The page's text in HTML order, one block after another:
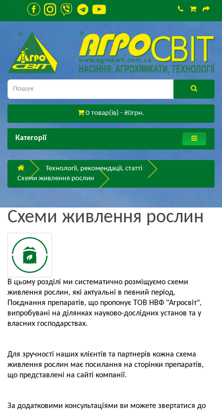
0 товар(ів) - ₴0грн.
Категорії
Технології, рекомендації, статті
Схеми живлення рослин
Схеми живлення рослин
В цьому розділі ми систематично розміщуємо схеми
живлення рослин, які актуальні в певний період.
Поєднання препаратів, що пропонує ТОВ НВФ "Агросвіт",
випробувані на ділянках науково-дослідних установ та у
власних господарствах.
Для зручності наших клієнтів та партнерів кожна схема
живлення рослин має посилання на сторінки препаратів,
що представлені на сайті компанії.
За додатковими консультаціями ви можете звертатися до